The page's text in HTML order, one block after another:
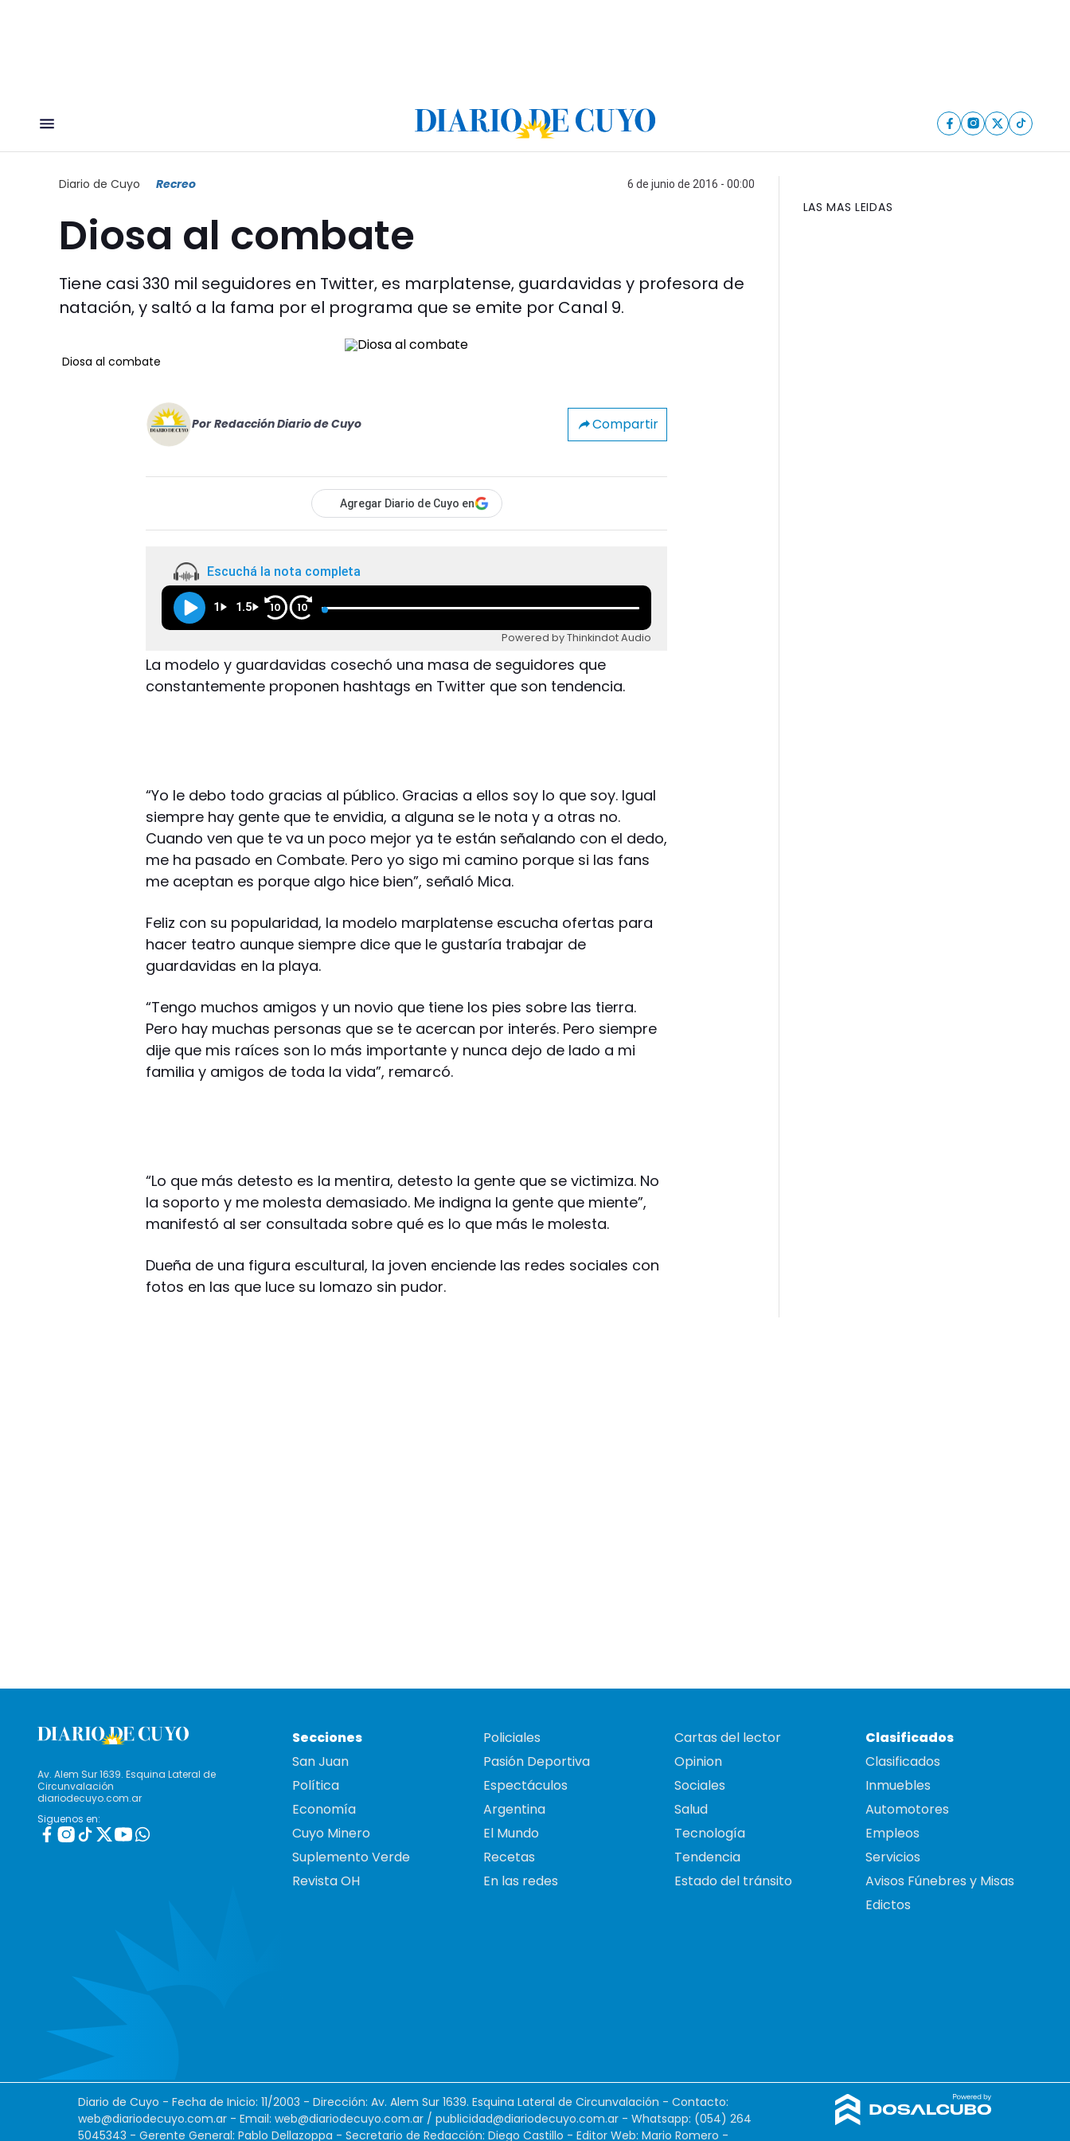
Diario de Cuyo Recreo 6 de junio de 2016 - 00:00
Diosa al combate
Tiene casi 330 mil seguidores en Twitter, es marplatense, guardavidas y profesora de
natación, y saltó a la fama por el programa que se emite por Canal 9.
Diosa al combate
Por Redacción Diario de Cuyo Compartir
Agregar Diario de Cuyo en
Escuchá la nota completa
1 1.5 10 10
Powered by Thinkindot Audio
La modelo y guardavidas cosechó una masa de seguidores que
constantemente proponen hashtags en Twitter que son tendencia.
“Yo le debo todo gracias al público. Gracias a ellos soy lo que soy. Igual
siempre hay gente que te envidia, a alguna se le nota y a otras no.
Cuando ven que te va un poco mejor ya te están señalando con el dedo,
me ha pasado en Combate. Pero yo sigo mi camino porque si las fans
me aceptan es porque algo hice bien”, señaló Mica.
Feliz con su popularidad, la modelo marplatense escucha ofertas para
hacer teatro aunque siempre dice que le gustaría trabajar de
guardavidas en la playa.
“Tengo muchos amigos y un novio que tiene los pies sobre las tierra.
Pero hay muchas personas que se te acercan por interés. Pero siempre
dije que mis raíces son lo más importante y nunca dejo de lado a mi
familia y amigos de toda la vida”, remarcó.
“Lo que más detesto es la mentira, detesto la gente que se victimiza. No
la soporto y me molesta demasiado. Me indigna la gente que miente”,
manifestó al ser consultada sobre qué es lo que más le molesta.
Dueña de una figura escultural, la joven enciende las redes sociales con
fotos en las que luce su lomazo sin pudor.
LAS MAS LEIDAS
Av. Alem Sur 1639. Esquina Lateral de
Circunvalación
diariodecuyo.com.ar
Siguenos en:
Secciones
San Juan
Política
Economía
Cuyo Minero
Suplemento Verde
Revista OH
Policiales
Pasión Deportiva
Espectáculos
Argentina
El Mundo
Recetas
En las redes
Cartas del lector
Opinion
Sociales
Salud
Tecnología
Tendencia
Estado del tránsito
Clasificados
Clasificados
Inmuebles
Automotores
Empleos
Servicios
Avisos Fúnebres y Misas
Edictos
Diario de Cuyo - Fecha de Inicio: 11/2003 - Dirección: Av. Alem Sur 1639. Esquina Lateral de Circunvalación - Contacto:
web@diariodecuyo.com.ar - Email: web@diariodecuyo.com.ar / publicidad@diariodecuyo.com.ar - Whatsapp: (054) 264
5045343 - Gerente General: Pablo Dellazoppa - Secretario de Redacción: Diego Castillo - Editor Web: Mario Romero -